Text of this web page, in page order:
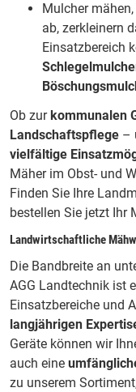
Mulchermähen,
ab, zerkleinern
Einsatzbereich
Ob zur kommunalen
Landschaftspflege –
vielfältige
Mäher im Obst- und
Finden Sie Ihre
bestellen Sie jetzt Ihr
Landwirtschaftliche
Die Bandbreite an
AGG Landtechnik ist
Einsatzbereiche und
langjährigen
Geräte können wir
auch eine
zu unserem